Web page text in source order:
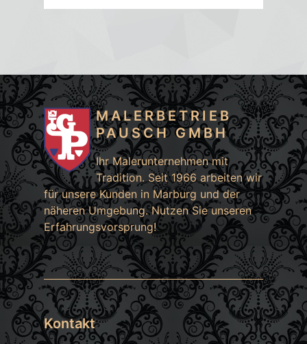
MALERBETRIEB
PAUSCH GMBH
Ihr Malerunternehmen mit
Tradition. Seit 1966 arbeiten wir
für unsere Kunden in Marburg und der
näheren Umgebung. Nutzen Sie unseren
Erfahrungsvorsprung!
Kontakt